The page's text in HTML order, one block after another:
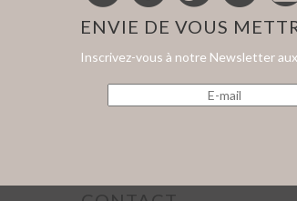
ENVIE DE VOUS
Inscrivez-vous à notre Newsletter